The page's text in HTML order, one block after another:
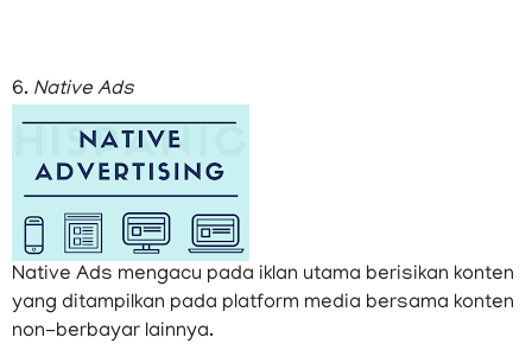
6. Native Ads
Native Ads mengacu pada iklan utama berisikan konten
yang ditampilkan pada platform media bersama konten
non-berbayar lainnya.